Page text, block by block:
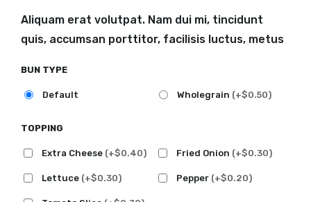
Aliquam erat volutpat. Nam dui mi, tincidunt
quis, accumsan porttitor, facilisis luctus, metus
BUN TYPE
Default Wholegrain (+$0.50)
TOPPING
Extra Cheese (+$0.40) Fried Onion (+$0.30)
Lettuce (+$0.30) Pepper (+$0.20)